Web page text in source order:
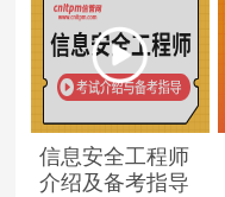
信息安全工程师
介绍及备考指导